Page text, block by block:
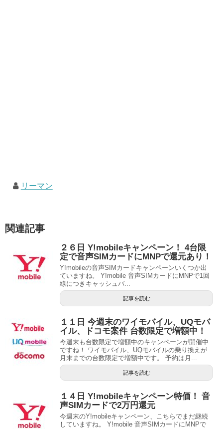
リーマン
関連記事
２６日 Y!mobileキャンペーン！ 4台限
定で音声SIMカードにMNPで還元あり！
Y!mobileの音声SIMカードキャンペーンいくつか出
ていますね。 Y!mobile 音声SIMカードにMNPで1回
線につきキャッシュバ...
記事を読む
１１日 今週末のワイモバイル、UQモバ
イル、ドコモ案件 台数限定で増額中！
今週末も台数限定で増額中のキャンペーンが開催中
ですね！ ワイモバイル、UQモバイルの乗り換えが
月末までの台数限定で増額中です。 予約は月...
記事を読む
１４日 Y!mobileキャンペーン特価！ 音
声SIMカードで2万円還元
今週末のY!mobileキャンペーン、こちらでまだ継続
していますね。 Y!mobile 音声SIMカードにMNPで